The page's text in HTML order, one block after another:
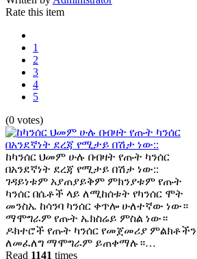
Rate this item
1
2
3
4
5
(0 votes)
ከካንሰር ህመም ሁሉ በብዛት የጡት ካንሰር
በአንደኛነት ደረጃ የሚታይ በሽታ ነው::
ገዳይነቱም አያጠያይቅም ምክንያቱም የጡት
ካንሰር በሴቶች ላይ ለሚከሰቱት የካንሰር ሞት
መንስኤ ከሳንባ ካንሰር ቀጥሎ ሁለተኛው ነው።
ማሞግራም የጡት ኤክስሬይ ምስል ነው።
ዶክተሮች የጡት ካንሰር የመጀመሪያ ምልክቶችን
ለመፈለግ ማሞግራም ይጠቀማሉ።…
Read 1141 times